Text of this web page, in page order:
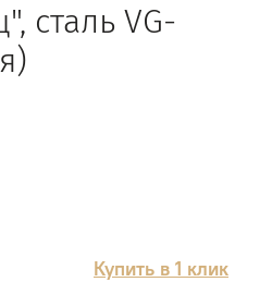
сталь VG-
Купить в 1 клик